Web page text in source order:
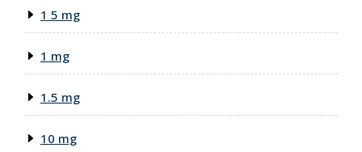
1 5 mg
1 mg
1.5 mg
10 mg